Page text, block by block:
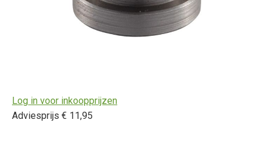
Log in voor inkoopprijzen
Adviesprijs € 11,95